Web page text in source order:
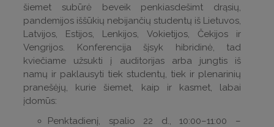
šiemet subūrė beveik penkiasdešimt drąsių,
pandemijos iššūkių nebijančių studentų iš Lietuvos,
Latvijos, Estijos, Lenkijos, Vokietijos, Čekijos ir
Vengrijos. Konferencija šįsyk hibridinė, tad
kviečiame užsukti į auditorijas arba jungtis iš
namų ir paklausyti tiek studentų, tiek ir plenarinių
pranešėjų, kurie šiemet, kaip ir kasmet, labai
įdomūs:
Penktadienį, spalio 22 d., 10:00–11:00 –